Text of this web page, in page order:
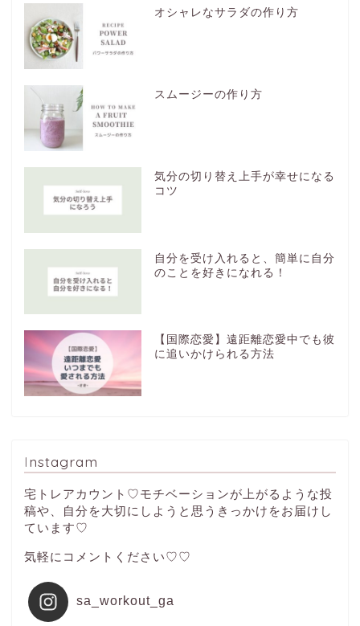
オシャレなサラダの作り方
スムージーの作り方
気分の切り替え上手が幸せになる
コツ
自分を受け入れると、簡単に自分
のことを好きになれる！
【国際恋愛】遠距離恋愛中でも彼
に追いかけられる方法
Instagram
宅トレアカウント♡モチベーションが上がるような投
稿や、自分を大切にしようと思うきっかけをお届けし
ています♡
気軽にコメントください♡♡
sa_workout_ga